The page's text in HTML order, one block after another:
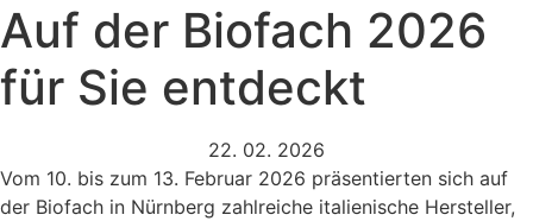
Auf der Biofach 2026
für Sie entdeckt
22. 02. 2026
Vom 10. bis zum 13. Februar 2026 präsentierten sich auf
der Biofach in Nürnberg zahlreiche italienische Hersteller,